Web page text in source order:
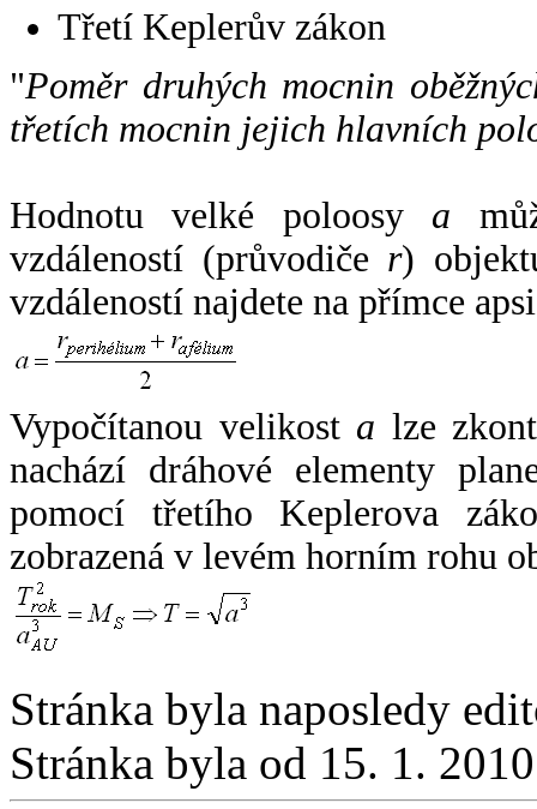
Třetí Keplerův zákon
"Poměr druhých mocnin
třetích mocnin jejich hlavních
Hodnotu velké poloosy a
vzdáleností (průvodiče r)
vzdáleností najdete na přímce
Vypočítanou velikost a lze
nachází dráhové elementy
pomocí třetího Keplerova
zobrazená v levém horním rohu
Stránka byla naposledy
Stránka byla od 15. 1.